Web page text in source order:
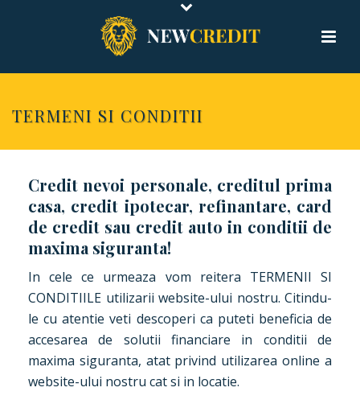
TERMENI SI CONDITII
Credit nevoi personale, creditul prima
casa, credit ipotecar, refinantare, card
de credit sau credit auto in conditii de
maxima siguranta!
In cele ce urmeaza vom reitera TERMENII SI
CONDITIILE utilizarii website-ului nostru. Citindu-
le cu atentie veti descoperi ca puteti beneficia de
accesarea de solutii financiare in conditii de
maxima siguranta, atat privind utilizarea online a
website-ului nostru cat si in locatie.